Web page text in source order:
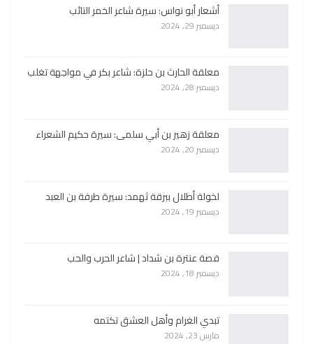
أشعار أبو نواس: سيرة شاعر الخمر التائب
ديسمبر 29, 2024
معلقة الحارث بن حلزة: شاعر بكر في مواجهة تغلب
ديسمبر 28, 2024
معلقة زهير بن أبي سلمى: سيرة حكيم الشعراء
ديسمبر 20, 2024
لخولة أطلال ببرقة ثهمد: سيرة طرفة بن العبد
ديسمبر 19, 2024
قصة عنترة بن شداد | شاعر الحرب والحب
ديسمبر 18, 2024
تبدي الغرام وأهل العشق تكتمه
مارس 23, 2024